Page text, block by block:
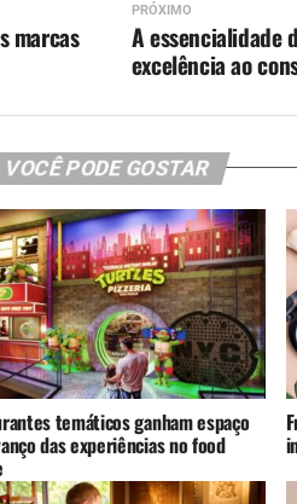
PRÓXIMO
A essencialidade
excelência ao
marcas
VOCÊ PODE GOSTAR
temáticos ganham espaço
das experiências no food